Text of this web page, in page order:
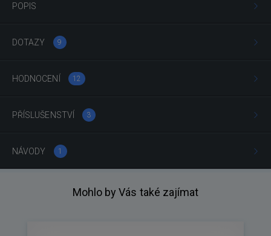
POPIS
DOTAZY 9
HODNOCENÍ 12
PŘÍSLUŠENSTVÍ 3
NÁVODY 1
Mohlo by Vás také zajímat